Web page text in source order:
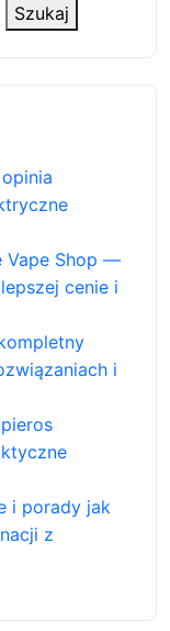
Szukaj
Vape Shop —
cenie i
i
i porady jak
z